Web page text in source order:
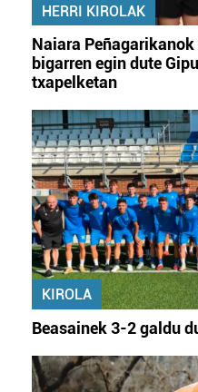
irakurri
HERRI KIROLAK
Naiara
bigarren egin dute
txapelketan
KIROLA
Beasainek 3-2 galdu